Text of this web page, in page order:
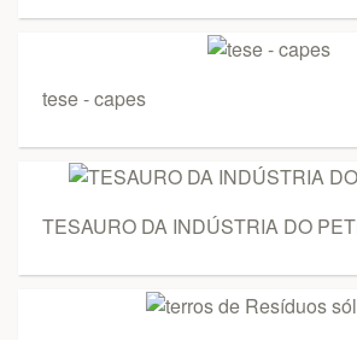
tese - capes
TESAURO DA INDÚSTRIA DO